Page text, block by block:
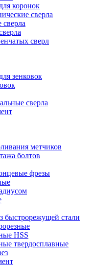
коронок
сверла
сверл
зенковок
сверла
метчиков
болтов
фрезы
быстрорежущей стали
HSS
твердосплавные